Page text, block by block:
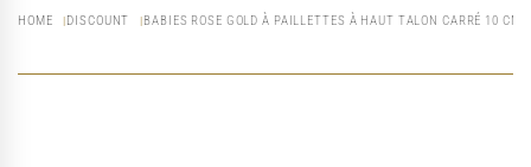
HOME DISCOUNT BABIES ROSE GOLD À PAILLETTES À HAUT TALON CARRÉ 10 CM